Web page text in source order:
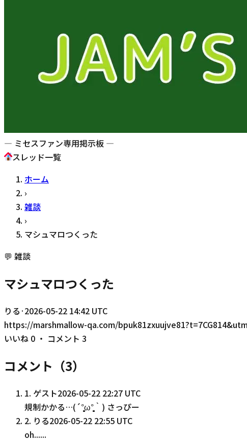
— ミセスファン専用掲示板 —
スレッド一覧
ホーム
›
雑談
›
マシュマロつくった
💬 雑談
マシュマロつくった
りる ·2026-05-22 14:42 UTC
https://marshmallow-qa.com/
いいね 0 ・ コメント 3
コメント（3）
1. ゲスト2026-05-22 22:27 UTC
規制かかる…(´°̥̥̥̥̥̥̥̥ω°̥̥̥̥̥̥̥̥｀) さっぴー
2. りる2026-05-22 22:55 UTC
oh......